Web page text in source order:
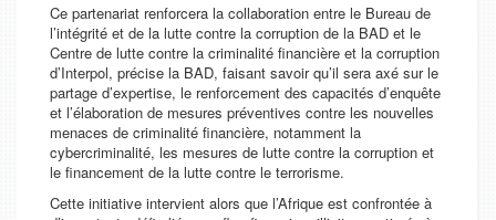
Ce partenariat renforcera la collaboration entre le Bureau de
l’intégrité et de la lutte contre la corruption de la BAD et le
Centre de lutte contre la criminalité financière et la corruption
d’Interpol, précise la BAD, faisant savoir qu’il sera axé sur le
partage d’expertise, le renforcement des capacités d’enquête
et l’élaboration de mesures préventives contre les nouvelles
menaces de criminalité financière, notamment la
cybercriminalité, les mesures de lutte contre la corruption et
le financement de la lutte contre le terrorisme.
Cette initiative intervient alors que l’Afrique est confrontée à